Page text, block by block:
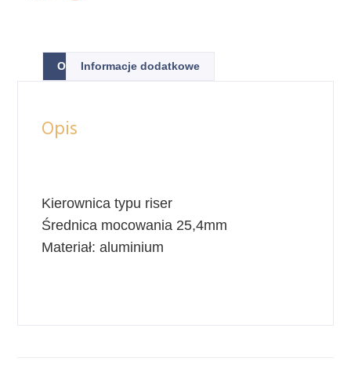
OpisInformacje dodatkowe
Opis
Kierownica typu riser
Średnica mocowania 25,4mm
Materiał: aluminium